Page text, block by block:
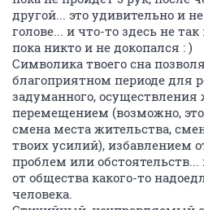
другой... это удивительно и
голове... и что-то здесь не
пока никто и не докопался : )
Символика твоего сна
благоприятном периоде для
задуманного,
перемещением (возможно,
смена места жительства,
твоих усилий), избавлением
проблем или
от общества какого-то
человека.